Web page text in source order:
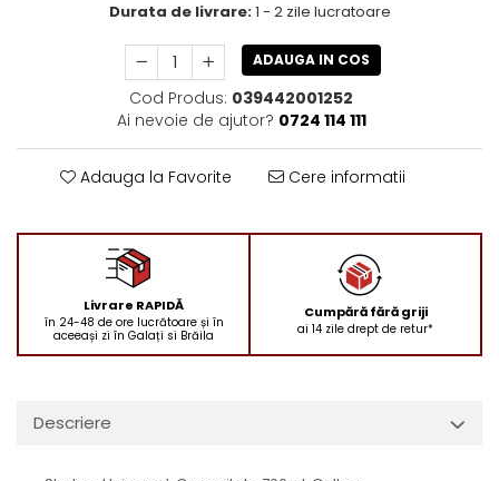
Durata de livrare:1 - 2 zile lucratoare
ADAUGA IN COS
Cod Produs: 039442001252
Ai nevoie de ajutor? 0724 114 111
Adauga la Favorite Cere informatii
Livrare RAPIDĂ
în 24-48 de ore lucrătoare și în
aceeași zi în Galați si Brăila
Cumpără fără griji
ai 14 zile drept de retur*
Descriere